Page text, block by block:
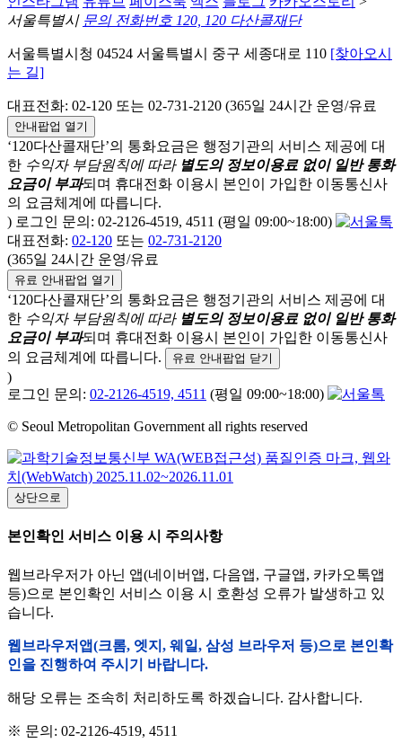
서울특별시 문의 전화번호 120, 120 다산콜재단
서울특별시청 04524 서울특별시 중구 세종대로 110 [찾아오시
는 길]
대표전화: 02-120 또는 02-731-2120 (365일 24시간 운영/유료
안내팝업 열기
‘120다산콜재단’의 통화요금은 행정기관의 서비스 제공에 대
한 수익자 부담원칙에 따라 별도의 정보이용료 없이 일반 통화
요금이 부과되며 휴대전화 이용시 본인이 가입한 이동통신사
의 요금체계에 따릅니다.
) 로그인 문의: 02-2126-4519, 4511 (평일 09:00~18:00)
대표전화: 02-120 또는 02-731-2120
(365일 24시간 운영/유료
유료 안내팝업 열기
‘120다산콜재단’의 통화요금은 행정기관의 서비스 제공에 대
한 수익자 부담원칙에 따라 별도의 정보이용료 없이 일반 통화
요금이 부과되며 휴대전화 이용시 본인이 가입한 이동통신사
의 요금체계에 따릅니다.
유료 안내팝업 닫기
)
로그인 문의: 02-2126-4519, 4511 (평일 09:00~18:00)
© Seoul Metropolitan Government all rights reserved
상단으로
본인확인 서비스 이용 시 주의사항
웹브라우저가 아닌 앱(네이버앱, 다음앱, 구글앱, 카카오톡앱
등)으로 본인확인 서비스 이용 시 호환성 오류가 발생하고 있
습니다.
웹브라우저앱(크롬, 엣지, 웨일, 삼성 브라우저 등)으로 본인확
인을 진행하여 주시기 바랍니다.
해당 오류는 조속히 처리하도록 하겠습니다. 감사합니다.
※ 문의: 02-2126-4519, 4511